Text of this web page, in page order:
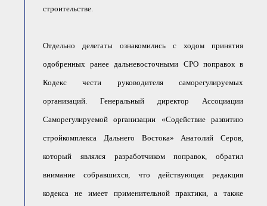
строительстве.
Отдельно делегаты ознакомились с ходом принятия
одобренных ранее дальневосточными СРО поправок в
Кодекс чести руководителя саморегулируемых
организаций. Генеральный директор Ассоциации
Саморегулируемой организации «Содействие развитию
стройкомплекса Дальнего Востока» Анатолий Серов,
который являлся разработчиком поправок, обратил
внимание собравшихся, что действующая редакция
кодекса не имеет применительной практики, а также